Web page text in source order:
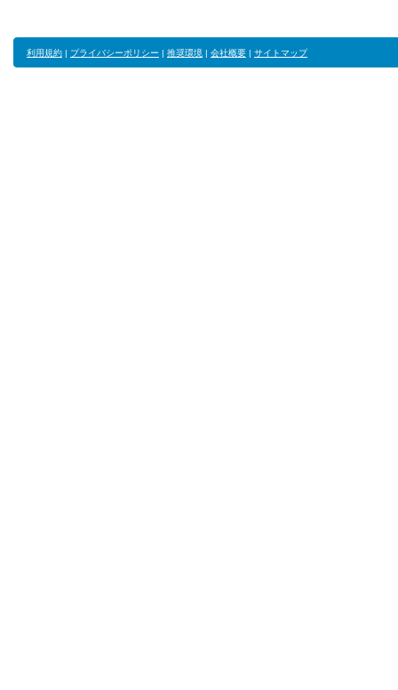
利用規約 | プライバシーポリシー | 推奨環境 | 会社概要 | サイトマップ